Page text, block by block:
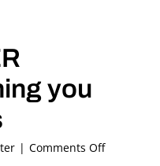
you
| Comments Offon